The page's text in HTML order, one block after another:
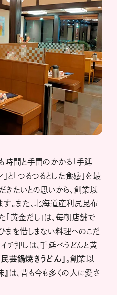
時間と手間のかかる「手延
と「つるつるとした食感」を最
きたいとの思いから、創業以
す。また、北海道産利尻昆布
黄金だし」は、毎朝店舗で
まを惜しまない料理へのこだ
チ押しは、手延べうどんと黄
「民芸鍋焼きうどん」 。創業以
は、昔も今も多くの人に愛さ